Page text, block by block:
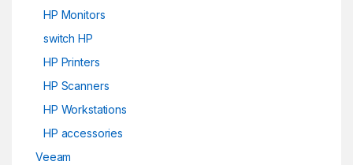
HP Monitors
switch HP
HP Printers
HP Scanners
HP Workstations
HP accessories
Veeam